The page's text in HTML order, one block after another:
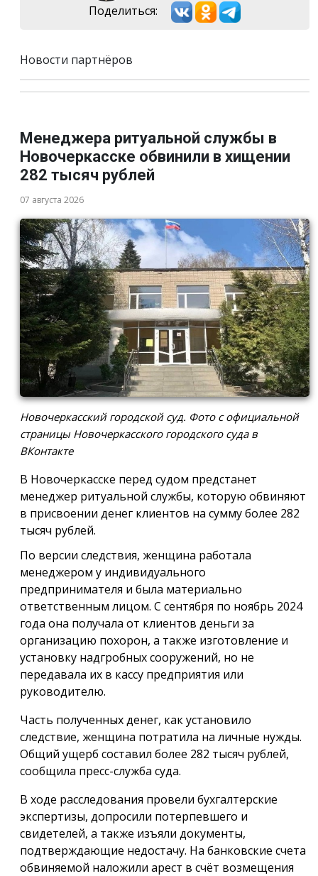
Поделиться:
Новости партнёров
Менеджера ритуальной службы в
Новочеркасске обвинили в хищении
282 тысяч рублей
07 августа 2026
Новочеркасский городской суд. Фото с официальной
страницы Новочеркасского городского суда в
ВКонтакте
В Новочеркасске перед судом предстанет
менеджер ритуальной службы, которую обвиняют
в присвоении денег клиентов на сумму более 282
тысяч рублей.
По версии следствия, женщина работала
менеджером у индивидуального
предпринимателя и была материально
ответственным лицом. С сентября по ноябрь 2024
года она получала от клиентов деньги за
организацию похорон, а также изготовление и
установку надгробных сооружений, но не
передавала их в кассу предприятия или
руководителю.
Часть полученных денег, как установило
следствие, женщина потратила на личные нужды.
Общий ущерб составил более 282 тысяч рублей,
сообщила пресс-служба суда.
В ходе расследования провели бухгалтерские
экспертизы, допросили потерпевшего и
свидетелей, а также изъяли документы,
подтверждающие недостачу. На банковские счета
обвиняемой наложили арест в счёт возмещения